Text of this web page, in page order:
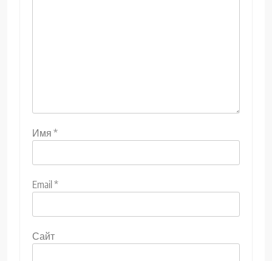
Имя *
Email *
Сайт